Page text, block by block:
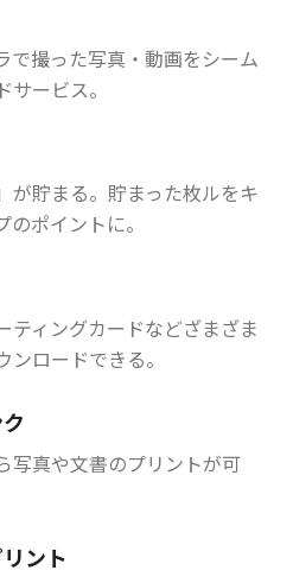
で撮った写真・動画をシーム
ービス。
が貯まる。貯まった枚ルをキ
ポイントに。
ティングカードなどざまざま
ロードできる。
写真や文書のプリントが可
ント